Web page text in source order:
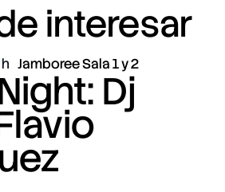
interesar
Jamboree Sala 1 y 2
Dj